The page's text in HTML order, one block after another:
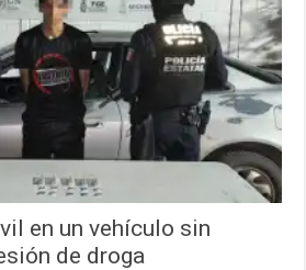
en un vehículo sin
de droga